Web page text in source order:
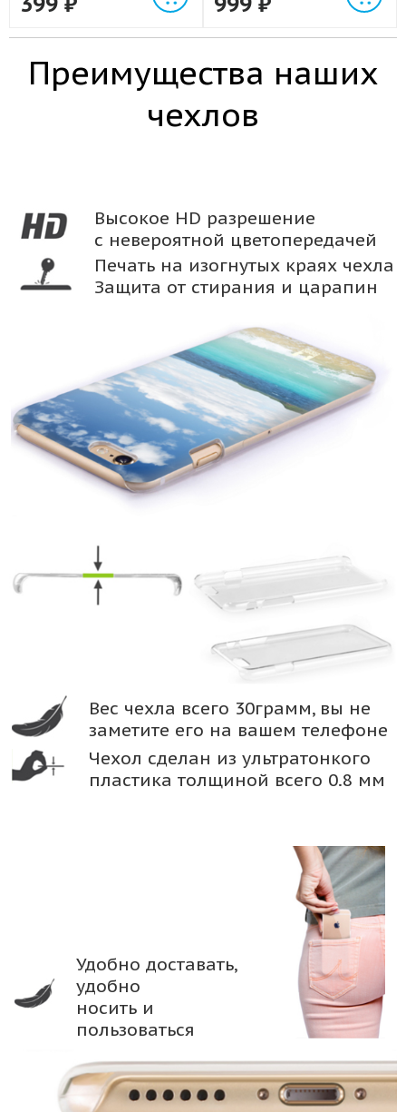
Преимущества наших
чехлов
Высокое HD разрешение
с невероятной цветопередачей
Печать на изогнутых краях чехла
Защита от стирания и царапин
Вес чехла всего 30грамм, вы не
заметите его на вашем телефоне
Чехол сделан из ультратонкого
пластика толщиной всего 0.8 мм
Удобно доставать,
удобно
носить и
пользоваться